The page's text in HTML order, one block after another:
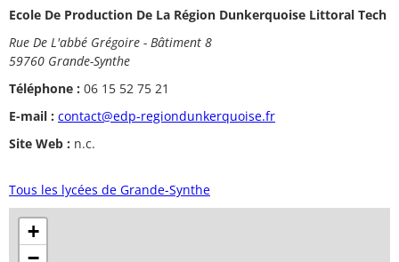
Ecole De Production De La Région Dunkerquoise Littoral Tech
Rue De L'abbé Grégoire - Bâtiment 8
59760 Grande-Synthe
Téléphone : 06 15 52 75 21
E-mail : contact@edp-regiondunkerquoise.fr
Site Web : n.c.
Tous les lycées de Grande-Synthe
+